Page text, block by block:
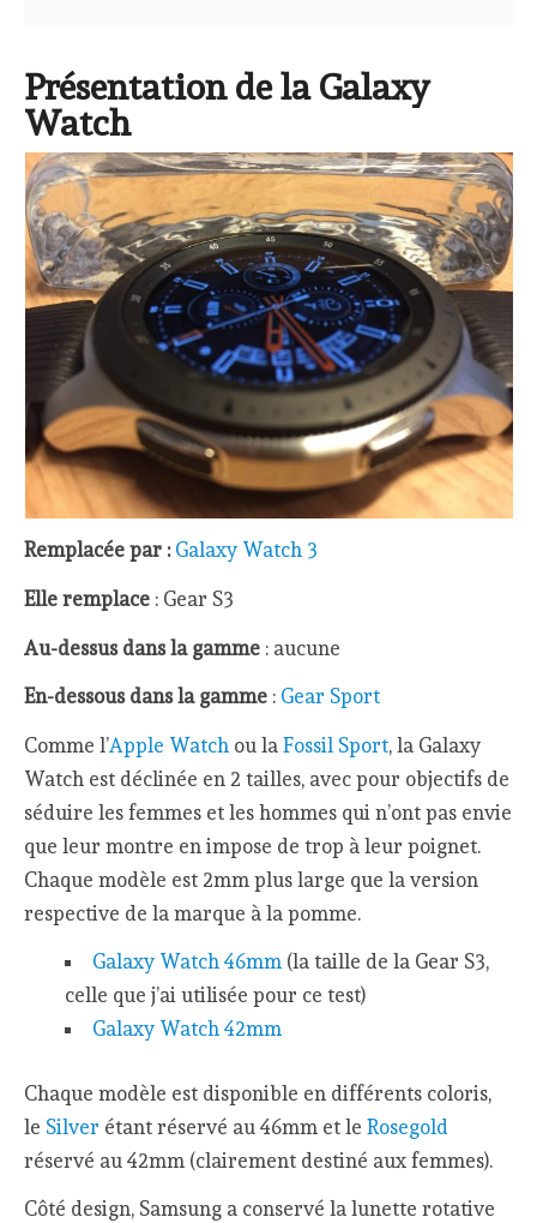
Présentation de la Galaxy
Watch
Remplacée par : Galaxy Watch 3
Elle remplace : Gear S3
Au-dessus dans la gamme : aucune
En-dessous dans la gamme : Gear Sport
Comme l’Apple Watch ou laFossil Sport, la Galaxy
Watch est déclinée en 2 tailles, avec pour objectifs de
séduire les femmes et les hommes qui n’ont pas envie
que leur montre en impose de trop à leur poignet.
Chaque modèle est 2mm plus large que la version
respective de la marque à la pomme.
Galaxy Watch 46mm(la taille de la Gear S3,
celle que j’ai utilisée pour ce test)
Galaxy Watch 42mm
Chaque modèle est disponible en différents coloris,
le Silver étant réservé au 46mm et leRosegold
réservé au 42mm (clairement destiné aux femmes).
Côté design, Samsung a conservé la lunette rotative